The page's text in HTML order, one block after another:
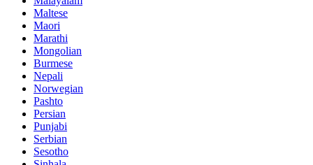
Maltese
Maori
Marathi
Mongolian
Burmese
Nepali
Norwegian
Pashto
Persian
Punjabi
Serbian
Sesotho